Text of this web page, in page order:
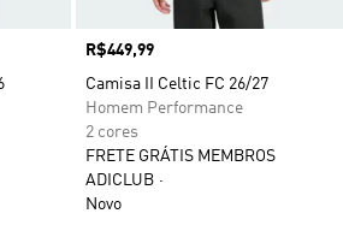
Preço
R$449,99
Camisa II Celtic FC 26/27
Homem Performance
2 cores
FRETE GRÁTIS MEMBROS
ADICLUB
Novo